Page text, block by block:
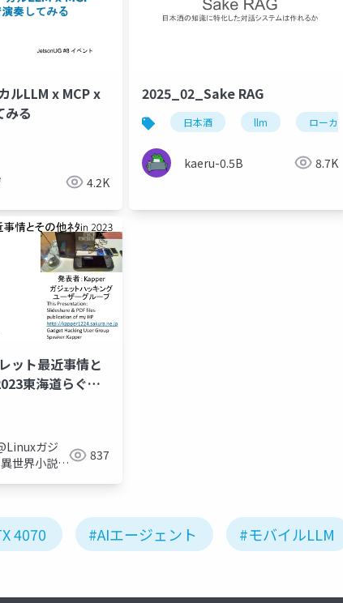
ルLLM x MCP x
みる
4.2K
2025_02_Sake RAG
日本酒 llm ローカ
kaeru-0.5B 8.7K
ット最近事情と
東海道らぐ
ガジ
世界小説家
837
4070 #AIエージェント #モバイルLLM